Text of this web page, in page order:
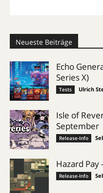
Neueste Beiträge
Echo
Series X)
Tests Ulrich
Isle of
September
Release-Info
Hazard
Release-Info